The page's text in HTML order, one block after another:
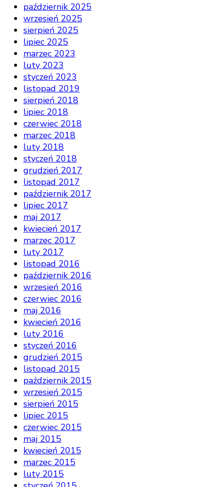
październik 2025
wrzesień 2025
sierpień 2025
lipiec 2025
marzec 2023
luty 2023
styczeń 2023
listopad 2019
sierpień 2018
lipiec 2018
czerwiec 2018
marzec 2018
luty 2018
styczeń 2018
grudzień 2017
listopad 2017
październik 2017
lipiec 2017
maj 2017
kwiecień 2017
marzec 2017
luty 2017
listopad 2016
październik 2016
wrzesień 2016
czerwiec 2016
maj 2016
kwiecień 2016
luty 2016
styczeń 2016
grudzień 2015
listopad 2015
październik 2015
wrzesień 2015
sierpień 2015
lipiec 2015
czerwiec 2015
maj 2015
kwiecień 2015
marzec 2015
luty 2015